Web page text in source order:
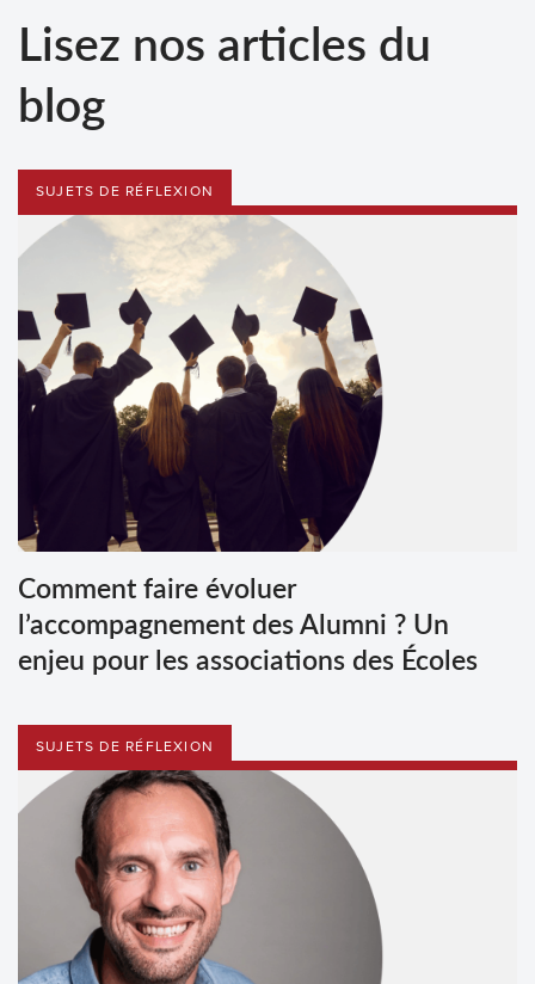
Lisez nos articles du
blog
SUJETS DE RÉFLEXION
Comment faire évoluer
l’accompagnement des Alumni ? Un
enjeu pour les associations des Écoles
SUJETS DE RÉFLEXION